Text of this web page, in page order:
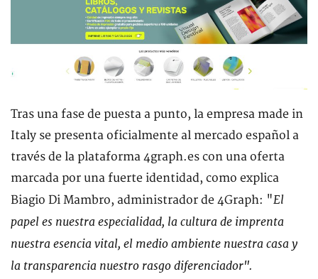
Tras una fase de puesta a punto, la empresa made in
Italy se presenta oficialmente al mercado español a
través de la plataforma 4graph.es con una oferta
marcada por una fuerte identidad, como explica
Biagio Di Mambro, administrador de 4Graph: "El
papel es nuestra especialidad, la cultura de imprenta
nuestra esencia vital, el medio ambiente nuestra casa y
la transparencia nuestro rasgo diferenciador".